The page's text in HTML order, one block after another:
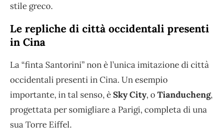
stile greco.
Le repliche di città occidentali presenti
in Cina
La “finta Santorini” non è l’unica imitazione di città
occidentali presenti in Cina. Un esempio
importante, in tal senso, èSky City, oTianducheng,
progettata per somigliare a Parigi, completa di una
sua Torre Eiffel.